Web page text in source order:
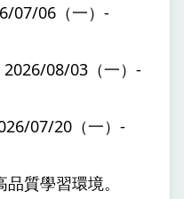
07/06（一）-
2026/08/03（一）-
07/20（一）-
質學習環境。